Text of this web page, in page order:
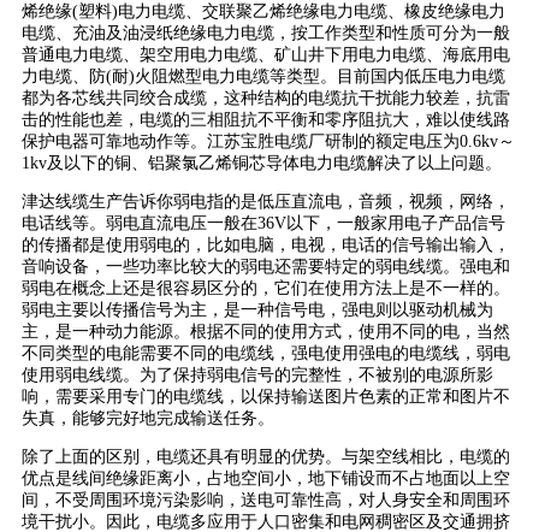
烯绝缘(塑料)电力电缆、交联聚乙烯绝缘电力电缆、橡皮绝缘电力
电缆、充油及油浸纸绝缘电力电缆，按工作类型和性质可分为一般
普通电力电缆、架空用电力电缆、矿山井下用电力电缆、海底用电
力电缆、防(耐)火阻燃型电力电缆等类型。目前国内低压电力电缆
都为各芯线共同绞合成缆，这种结构的电缆抗干扰能力较差，抗雷
击的性能也差，电缆的三相阻抗不平衡和零序阻抗大，难以使线路
保护电器可靠地动作等。江苏宝胜电缆厂研制的额定电压为0.6kv～
1kv及以下的铜、铝聚氯乙烯铜芯导体电力电缆解决了以上问题。
津达线缆生产告诉你弱电指的是低压直流电，音频，视频，网络，
电话线等。弱电直流电压一般在36V以下，一般家用电子产品信号
的传播都是使用弱电的，比如电脑，电视，电话的信号输出输入，
音响设备，一些功率比较大的弱电还需要特定的弱电线缆。强电和
弱电在概念上还是很容易区分的，它们在使用方法上是不一样的。
弱电主要以传播信号为主，是一种信号电，强电则以驱动机械为
主，是一种动力能源。根据不同的使用方式，使用不同的电，当然
不同类型的电能需要不同的电缆线，强电使用强电的电缆线，弱电
使用弱电线缆。为了保持弱电信号的完整性，不被别的电源所影
响，需要采用专门的电缆线，以保持输送图片色素的正常和图片不
失真，能够完好地完成输送任务。
除了上面的区别，电缆还具有明显的优势。与架空线相比，电缆的
优点是线间绝缘距离小，占地空间小，地下铺设而不占地面以上空
间，不受周围环境污染影响，送电可靠性高，对人身安全和周围环
境干扰小。因此，电缆多应用于人口密集和电网稠密区及交通拥挤